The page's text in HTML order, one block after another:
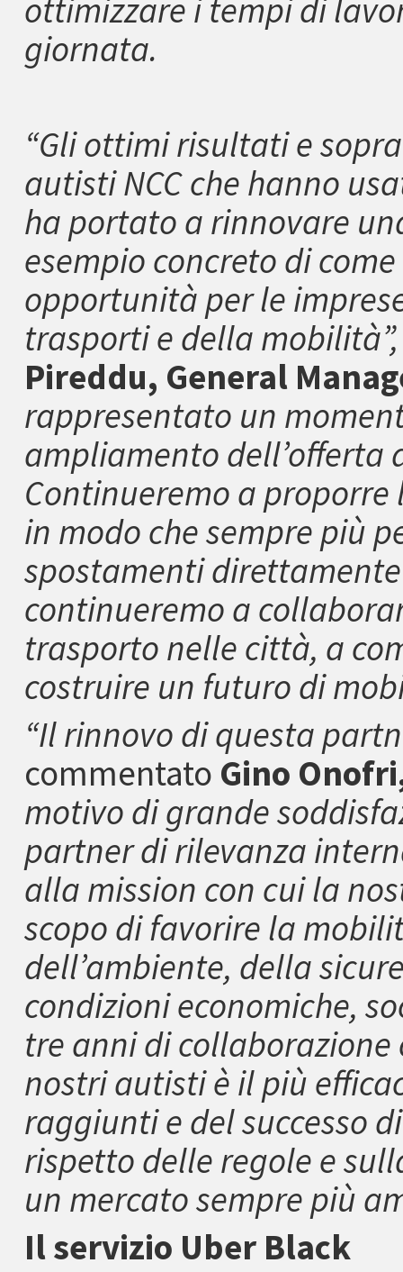
ottimizzare i tempi di
giornata.
“Gli ottimi risultati e
autisti NCC che hanno
ha portato a rinnovare
esempio concreto di
opportunità per le
trasporti e della
Pireddu, General
rappresentato un
ampliamento dell’offerta
Continueremo a
in modo che sempre più
spostamenti
continueremo a
trasporto nelle città, a
costruire un futuro di
“Il rinnovo di questa
commentato Gino
motivo di grande
partner di rilevanza
alla mission con cui la
scopo di favorire la
dell’ambiente, della
condizioni economiche,
tre anni di collaborazione
nostri autisti è il più
raggiunti e del successo
rispetto delle regole e
un mercato sempre più
Il servizio Uber Black